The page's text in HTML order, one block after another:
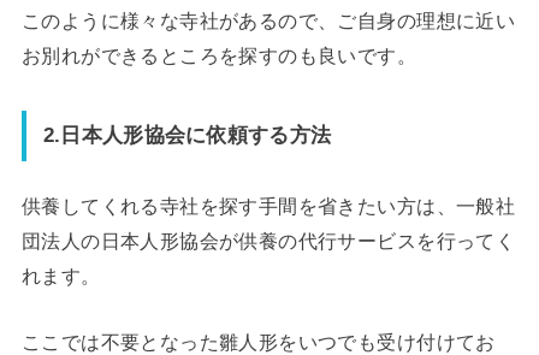
このように様々な寺社があるので、ご自身の理想に近い
お別れができるところを探すのも良いです。
2.日本人形協会に依頼する方法
供養してくれる寺社を探す手間を省きたい方は、一般社
団法人の日本人形協会が供養の代行サービスを行ってく
れます。
ここでは不要となった雛人形をいつでも受け付けてお